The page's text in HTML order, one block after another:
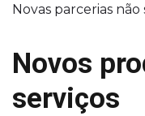
Novas parcerias
Novos
serviços